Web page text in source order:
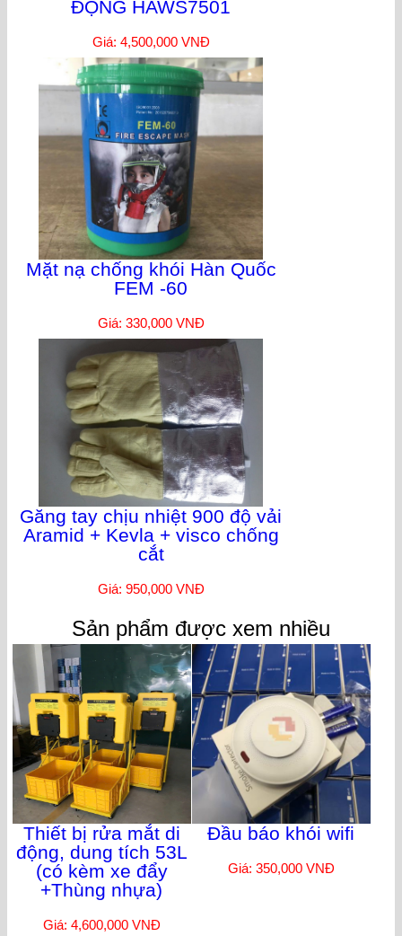
ĐỘNG HAWS7501
Giá: 4,500,000 VNĐ
Mặt nạ chống khói Hàn Quốc
FEM -60
Giá: 330,000 VNĐ
Găng tay chịu nhiệt 900 độ vải
Aramid + Kevla + visco chống
cắt
Giá: 950,000 VNĐ
Sản phẩm được xem nhiều
Thiết bị rửa mắt di
động, dung tích 53L
(có kèm xe đẩy
+Thùng nhựa)
Giá: 4,600,000 VNĐ
Đầu báo khói wifi
Giá: 350,000 VNĐ